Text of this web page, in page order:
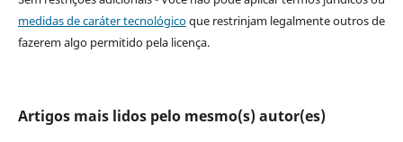
medidas de caráter tecnológicoque restrinjam legalmente outros de
fazerem algo permitido pela licença.
Artigos mais lidos pelo mesmo(s) autor(es)